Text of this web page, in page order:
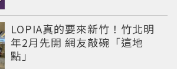
LOPIA真的要來新竹！竹北明
年2月先開 網友敲碗「這地
點」